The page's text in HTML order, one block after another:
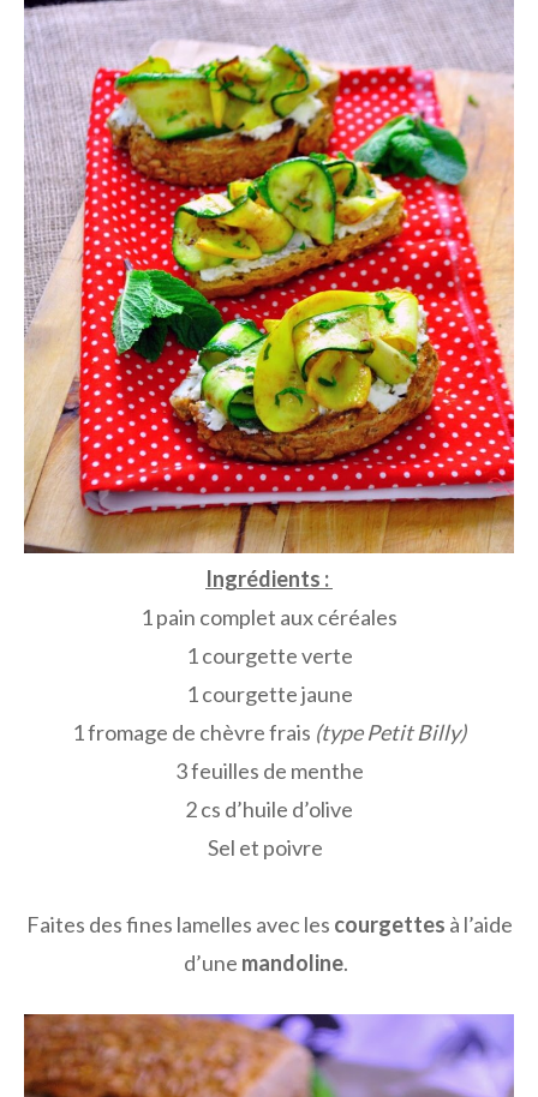
Ingrédients :
1 pain complet aux céréales
1 courgette verte
1 courgette jaune
1 fromage de chèvre frais (type Petit Billy)
3 feuilles de menthe
2 cs d’huile d’olive
Sel et poivre
Faites des fines lamelles avec les courgettes à l’aide
d’une mandoline.